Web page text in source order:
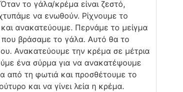
το γάλα/κρέμα είναι ζεστό,
να ενωθούν. Ρίχνουμε το
ανακατεύουμε. Περνάμε το μείγμα
βράσαμε το γάλα. Αυτό θα το
Ανακατεύουμε την κρέμα σε μέτρια
ένα σύρμα για να ανακατέψουμε
από τη φωτιά και προσθέτουμε το
και να γίνει λεία η κρέμα.